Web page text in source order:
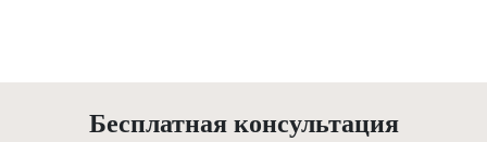
Бесплатная консультация